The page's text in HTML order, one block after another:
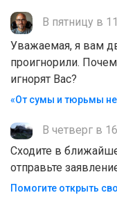
В пятницу в
Уважаемая, я вам
проигнорили.
игнорят Вас?
«От сумы и тюрьмы не
В четверг в
Сходите в
отправьте
Помогите открыть